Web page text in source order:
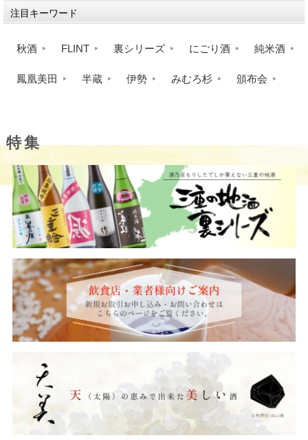
注目キーワード
秋酒 FLINT 裏シリーズ にごり酒 純米酒
鳳凰美田 半蔵 伊勢 みむろ杉 頒布会
特集